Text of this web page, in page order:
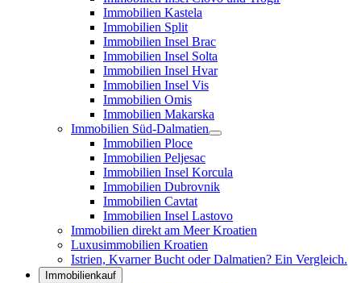
Immobilien Kastela
Immobilien Split
Immobilien Insel Brac
Immobilien Insel Solta
Immobilien Insel Hvar
Immobilien Insel Vis
Immobilien Omis
Immobilien Makarska
Immobilien Süd-Dalmatien
Immobilien Ploce
Immobilien Peljesac
Immobilien Insel Korcula
Immobilien Dubrovnik
Immobilien Cavtat
Immobilien Insel Lastovo
Immobilien direkt am Meer Kroatien
Luxusimmobilien Kroatien
Istrien, Kvarner Bucht oder Dalmatien? Ein Vergleich.
Immobilienkauf